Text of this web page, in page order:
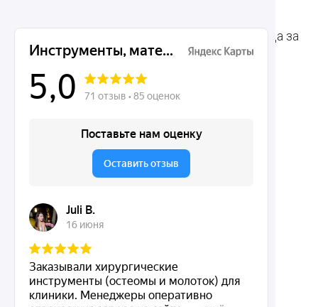
инструменты
Ортопедические
Средства для ухода за
Dentins.ru
Акции
О нас
Доставка и контакты
Политика конфиденциальности